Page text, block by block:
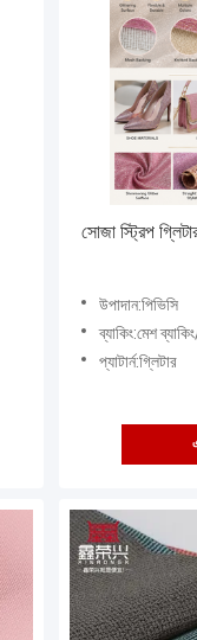
সোজা স্ট্রিপ
উপাদান:পিভিসি
ব্যাকিং:মেশ
প্যাটার্ন:গ্লিটার